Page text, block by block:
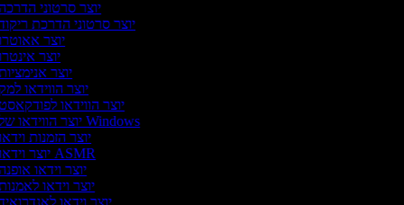
יוצר סרטוני
יוצר סרטוני הדרכת
יוצר
יוצר
יוצר
יוצר הווידאו
יוצר הווידאו
יוצר הווידאו של Windows
יוצר הזמנות
יוצר וידאו ASMR
יוצר וידאו
יוצר וידאו